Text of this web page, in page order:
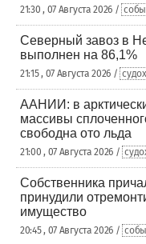
21:30 , 07 Августа 2026 /
Северный завоз в
выполнен на 86,1%
21:15 , 07 Августа 2026 /
ААНИИ: в
массивы
свободна ото льда
21:00 , 07 Августа 2026 /
Собственника
принудили
имущество
20:45 , 07 Августа 2026 /